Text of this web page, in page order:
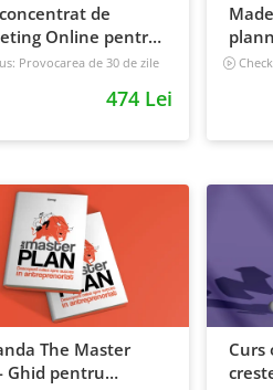
de
Online pentru
Provocarea de 30 de zile
474 Lei
The Master
Ghid pentru
Curs